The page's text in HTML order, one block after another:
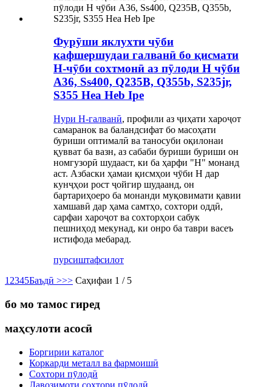
Фурӯши яклухти чӯби
кафшершудаи галванӣ бо қисмати
H-чӯби сохтмонӣ аз пӯлоди H чӯби
A36, Ss400, Q235B, Q355b, S235jr,
S355 Hea Heb Ipe
Нури H-галванӣ, профили аз ҷиҳати хароҷот
самаранок ва баландсифат бо масоҳати
буриши оптималӣ ва таносуби оқилонаи
қувват ба вазн, аз сабаби буриши буриши он
номгузорӣ шудааст, ки ба ҳарфи "H" монанд
аст. Азбаски ҳамаи қисмҳои чӯби H дар
кунҷҳои рост ҷойгир шудаанд, он
бартариҳоеро ба монанди муқовимати қавии
хамшавӣ дар ҳама самтҳо, сохтори оддӣ,
сарфаи хароҷот ва сохторҳои сабук
пешниҳод мекунад, ки онро ба таври васеъ
истифода мебарад.
пурсиштафсилот
1 2345Баъдӣ >>> Саҳифаи 1 / 5
бо мо тамос гиред
маҳсулоти асосӣ
Боргирии каталог
Коркарди металл ва фармоишӣ
Сохтори пӯлодӣ